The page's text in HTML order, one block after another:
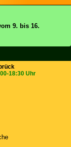
9. bis 16.
18:30 Uhr